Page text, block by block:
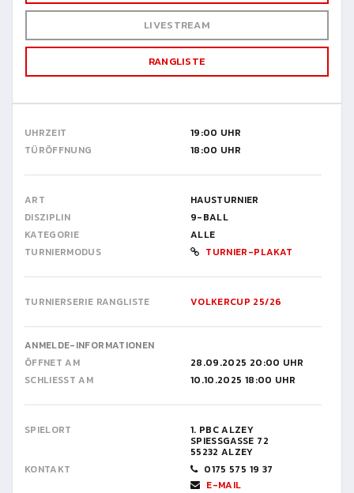
LIVESTREAM
RANGLISTE
UHRZEIT
19:00 UHR
TÜRÖFFNUNG
18:00 UHR
ART
HAUSTURNIER
DISZIPLIN
9-BALL
KATEGORIE
ALLE
TURNIERMODUS
TURNIER-PLAKAT
TURNIERSERIE RANGLISTE VOLKERCUP 25/26
ANMELDE-INFORMATIONEN
ÖFFNET AM
28.09.2025 20:00 UHR
SCHLIESST AM
10.10.2025 18:00 UHR
SPIELORT 1. PBC ALZEY
SPIESSGASSE 72
55232 ALZEY
KONTAKT
0175 575 19 37
E-MAIL